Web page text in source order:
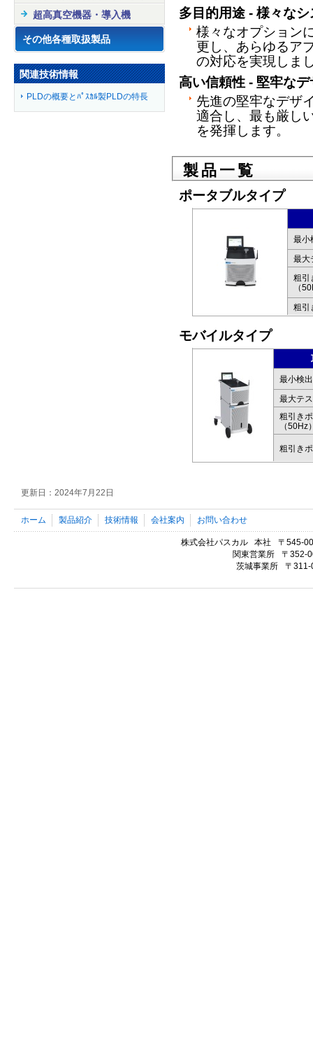
超高真空機器・導入機
その他各種取扱製品
関連技術情報
PLDの概要とﾊﾟｽｶﾙ製PLDの特長
多目的用途 - 様々な
様々なオプション
更し、あらゆるア
の対応を実現しま
高い信頼性 - 堅牢なデ
先進の堅牢なデザ
適合し、最も厳し
を発揮します。
製品一覧
ポータブルタイプ
最小
最大
粗引
（
粗引
モバイルタイプ
最小検
最大テ
粗引き
（50Hz
粗引き
更新日：2024年7月22日
ホーム 製品紹介 技術情報 会社案内 お問い合わせ
株式会社パスカル 本社
〒545-
関東営業所
〒352-
茨城事業所
〒